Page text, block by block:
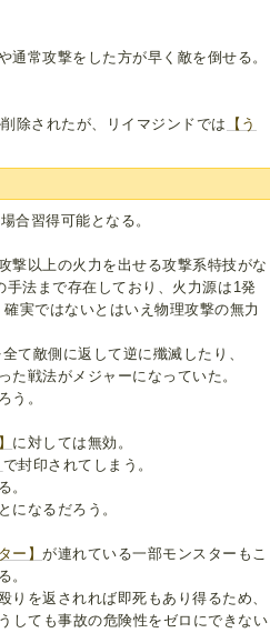
通常攻撃をした方が早く敵を倒せる。
除されたが、リイマジンドでは
【う
合習得可能となる。
撃以上の火力を出せる攻撃系特技がな
手法まで存在しており、火力源は1発
実ではないとはいえ物理攻撃の無力
全て敵側に返して逆に殲滅したり、
戦法がメジャーになっていた。
う。
に対しては無効。
で封印されてしまう。
。
になるだろう。
ー】が連れている一部モンスターもこ
。
りを返されれば即死もあり得るため、
しても事故の危険性をゼロにできない